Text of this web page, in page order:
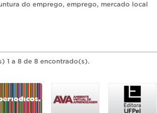
do emprego, emprego, mercado local
1 a 8 de 8 encontrado(s).